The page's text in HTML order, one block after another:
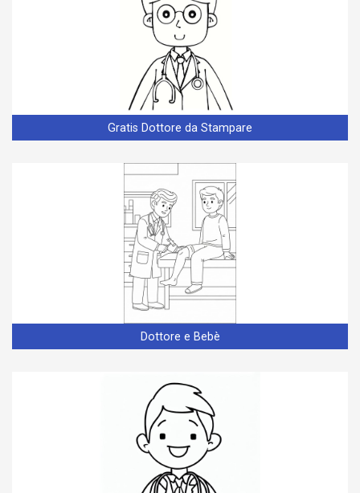
Gratis Dottore da Stampare
Dottore e Bebè